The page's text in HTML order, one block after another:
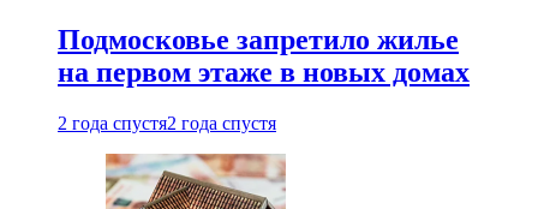
Подмосковье запретило жилье
на первом этаже в новых домах
2 года спустя2 года спустя